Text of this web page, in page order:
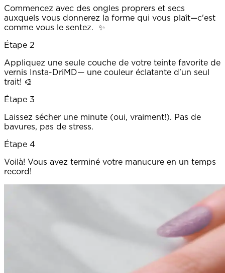
Commencez avec des ongles proprers et secs
auxquels vous donnerez la forme qui vous plaît—c'est
comme vous le sentez. ✨
Étape 2
Appliquez une seule couche de votre teinte favorite de
vernis Insta-DriMD— une couleur éclatante d'un seul
trait! 🎨
Étape 3
Laissez sécher une minute (oui, vraiment!). Pas de
bavures, pas de stress.
Étape 4
Voilà! Vous avez terminé votre manucure en un temps
record!